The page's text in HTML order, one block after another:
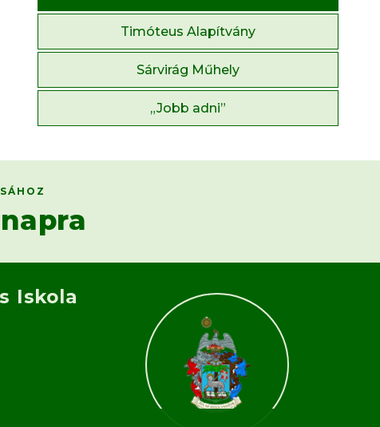
Timóteus Alapítvány
Sárvirág Műhely
„Jobb adni”
Iskola